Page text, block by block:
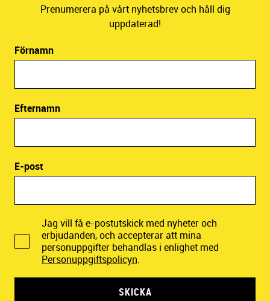
Prenumerera på vårt nyhetsbrev och håll dig
uppdaterad!
Förnamn
Efternamn
E-post
Jag vill få e-postutskick med nyheter och
erbjudanden, och accepterar att mina
personuppgifter behandlas i enlighet med
Personuppgiftspolicyn.
SKICKA